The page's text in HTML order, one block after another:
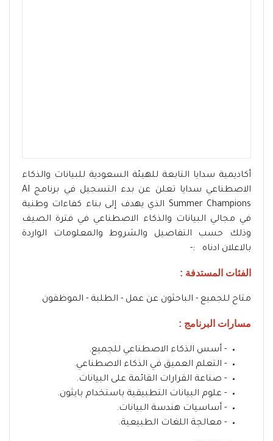
أكاديمية سدايا التابعة للهيئة السعودية للبيانات والذكاء
الاصطناعي سدايا تعلن عن بدء التسجيل في برنامج AI
Summer Champions الذي يهدف إلى بناء كفاءات وطنية
في مجالي البيانات والذكاء الاصطناعي في فترة الصيف
وذلك حسب التفاصيل والشروط والمعلومات الواردة
بالاعلان ادناه :-
الفئات المستدفة :
متاح للجميع - الباحثون عن عمل - الطلبة - الموظفون
مسارات البرنامج :
- أسس الذكاء الاصطناعي للجميع.
- التعلم العميق في الذكاء الاصطناعي.
- صناعة القرارات القائمة على البيانات.
- علوم البيانات التطبيقية باستخدام بايثون.
- أساسيات هندسة البيانات.
- معالجة اللغات الطبيعية.